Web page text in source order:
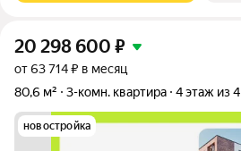
20 298 600 ₽
от 63 714 ₽ в месяц
80,6 м²
3-комн. квартира 4 этаж из 4
новостройка